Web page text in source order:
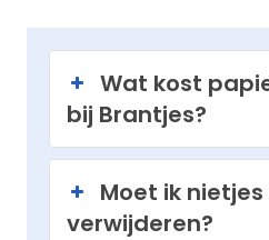
Wat kost
bij Brantjes?
Moet ik
verwijderen?